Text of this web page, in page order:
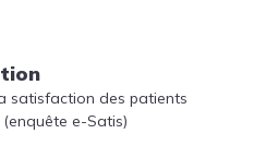
satisfaction des patients
e-Satis)